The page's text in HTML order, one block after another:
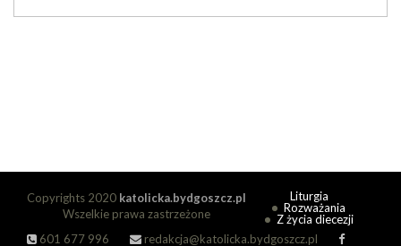
Copyrights 2020 katolicka.bydgoszcz.pl
Wszelkie prawa zastrzeżone
601 677 996
redakcja@katolicka.bydgoszcz.pl
Liturgia
Rozważania
Z życia diecezji